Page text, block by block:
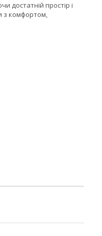
достатній простір і
з комфортом,